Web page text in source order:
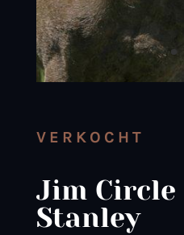
VERKOCHT
Jim Circle
Stanley